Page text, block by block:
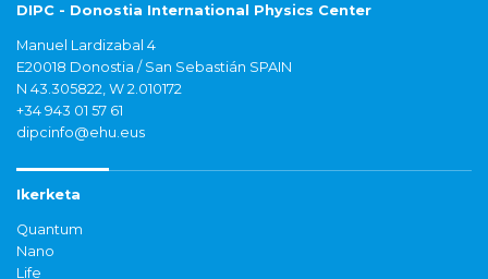
DIPC - Donostia International Physics Center
Manuel Lardizabal 4
E20018 Donostia / San Sebastián SPAIN
N 43.305822, W 2.010172
+34 943 01 57 61
dipcinfo@ehu.eus
Ikerketa
Quantum
Nano
Life